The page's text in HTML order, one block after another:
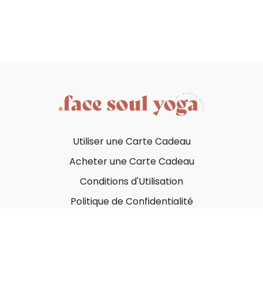
Utiliser une Carte Cadeau
Acheter une Carte Cadeau
Conditions d'Utilisation
Politique de Confidentialité